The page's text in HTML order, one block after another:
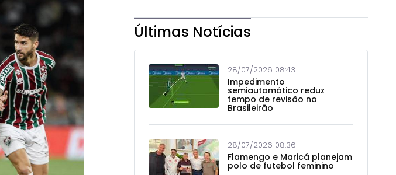
Últimas Notícias
28/07/2026 08:43
Impedimento
semiautomático reduz
tempo de revisão no
Brasileirão
28/07/2026 08:36
Flamengo e Maricá planejam
polo de futebol feminino